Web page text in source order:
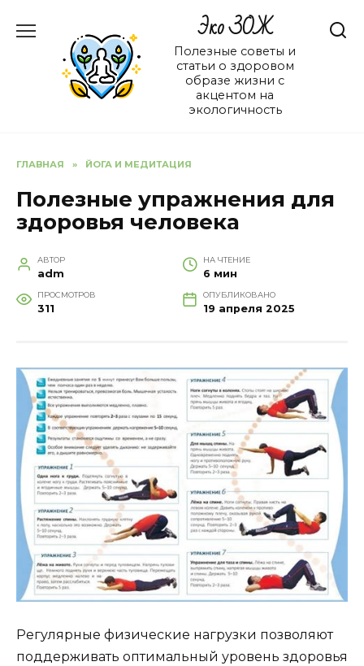
содержанию
Эко ЗОЖ
Полезные советы и
статьи о здоровом
образе жизни с
акцентом на
экологичность
ГЛАВНАЯ » ЙОГА И МЕДИТАЦИЯ
Полезные упражнения для
здоровья человека
АВТОР
adm
НА ЧТЕНИЕ
6 мин
ПРОСМОТРОВ
311
ОПУБЛИКОВАНО
19 апреля 2025
Регулярные физические нагрузки позволяют
поддерживать оптимальный уровень здоровья